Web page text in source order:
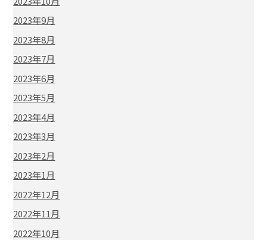
2023年9月
2023年8月
2023年7月
2023年6月
2023年5月
2023年4月
2023年3月
2023年2月
2023年1月
2022年12月
2022年11月
2022年10月